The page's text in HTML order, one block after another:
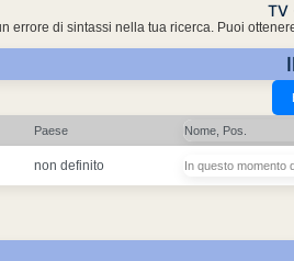
TV
errore di sintassi nella tua ricerca. Puoi
Paese Nome, Pos.
non definito In questo momento